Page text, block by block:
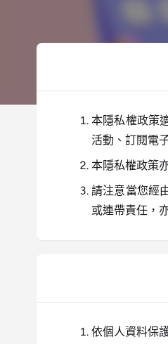
本隱私權政策
活動、訂閱電
本隱私權政策
請注意當您經
或連帶責任，
依個人資料保